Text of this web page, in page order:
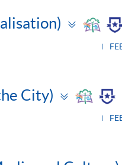
panel
City)
Toggle
panel